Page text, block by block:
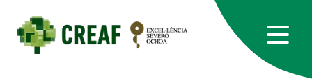
contingut